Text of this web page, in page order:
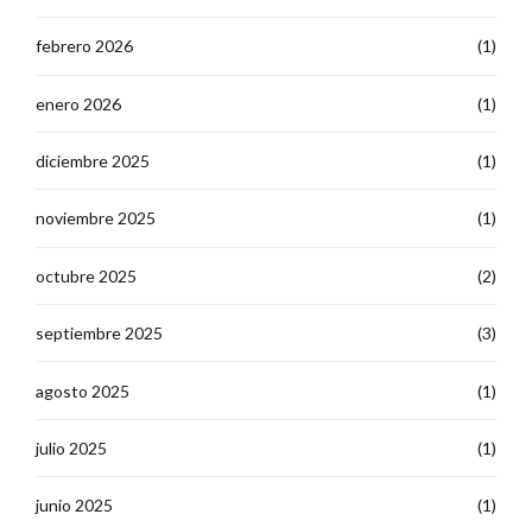
febrero 2026 (1)
enero 2026 (1)
diciembre 2025 (1)
noviembre 2025 (1)
octubre 2025 (2)
septiembre 2025 (3)
agosto 2025 (1)
julio 2025 (1)
junio 2025 (1)